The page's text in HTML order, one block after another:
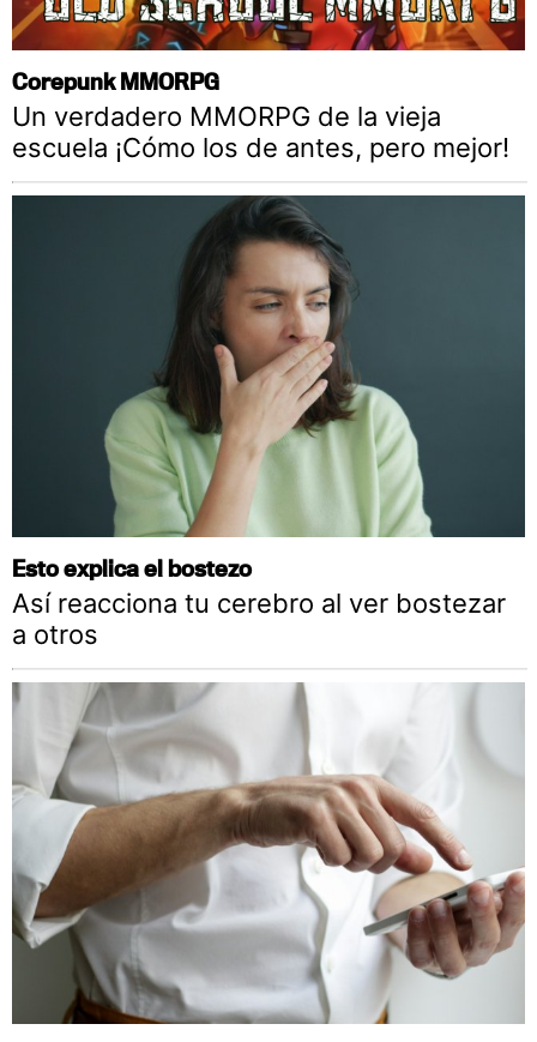
Corepunk MMORPG
Un verdadero MMORPG de la vieja
escuela ¡Cómo los de antes, pero mejor!
Esto explica el bostezo
Así reacciona tu cerebro al ver bostezar
a otros